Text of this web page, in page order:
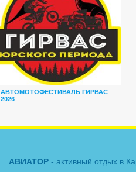
АВТОМОТОФЕСТИВАЛЬ ГИРВАС
2026
АВИАТОР - активный отдых в